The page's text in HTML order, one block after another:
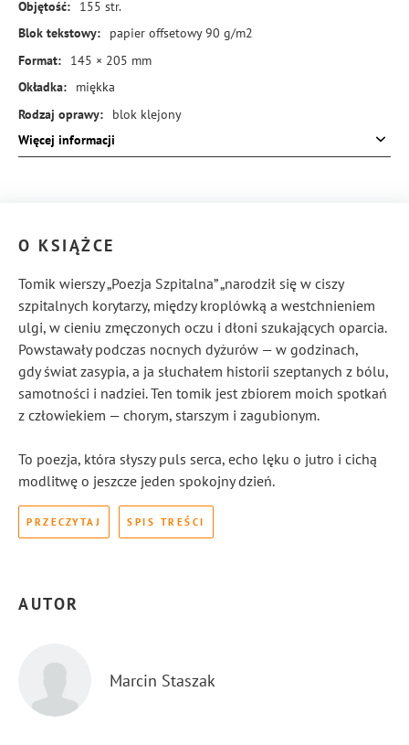
Objętość: 155 str.
Blok tekstowy:
papier offsetowy 90 g/m2
Format:
145 × 205 mm
Okładka:
miękka
Rodzaj oprawy:
blok klejony
ISBN:
978-83-8431-093-9
Więcej informacji
O KSIĄŻCE
Tomik wierszy „Poezja Szpitalna” „narodził się w ciszy
szpitalnych korytarzy, między kroplówką a westchnieniem
ulgi, w cieniu zmęczonych oczu i dłoni szukających oparcia.
Powstawały podczas nocnych dyżurów — w godzinach,
gdy świat zasypia, a ja słuchałem historii szeptanych z bólu,
samotności i nadziei. Ten tomik jest zbiorem moich spotkań
z człowiekiem — chorym, starszym i zagubionym.
To poezja, która słyszy puls serca, echo lęku o jutro i cichą
modlitwę o jeszcze jeden spokojny dzień.
PRZECZYTAJ SPIS TREŚCI
AUTOR
Marcin Staszak